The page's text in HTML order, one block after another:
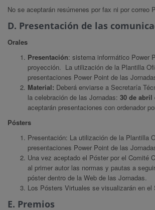
No se aceptarán resúmenes por fax ni por correo
D. Presentación de las
Orales
Presentación: sistema informático Power
proyección. La utilización de la Plantilla
presentaciones Power Point de las
Material: Deberá enviarse a Secretaría
la celebración de las Jornadas: 30 de abril
aceptarán presentaciones con ordenador
Pósters
Presentación: La utilización de la Plantilla
presentaciones Power Point de las
Una vez aceptado el Póster por el Comité
al primer autor las normas y pautas a
póster dentro de la Web de las Jornadas.
Los Pósters Virtuales se visualizarán en el
E. Premios